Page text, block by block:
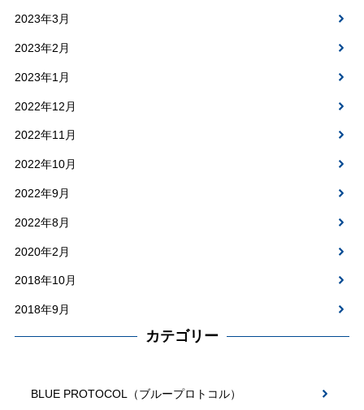
2023年3月
2023年2月
2023年1月
2022年12月
2022年11月
2022年10月
2022年9月
2022年8月
2020年2月
2018年10月
2018年9月
カテゴリー
BLUE PROTOCOL（ブループロトコル）